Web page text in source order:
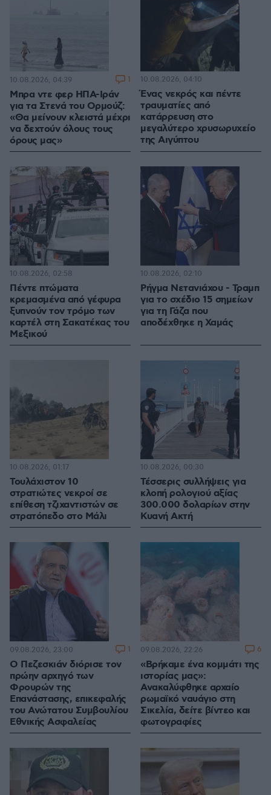
Μπρα ντε φερ ΗΠΑ-Ιράν
για τα Στενά του Ορμούζ:
«Θα μείνουν κλειστά μέχρι
να δεχτούν όλους τους
όρους μας»
10.08.2026, 04:39 1
Ένας νεκρός και πέντε
τραυματίες από
κατάρρευση στο
μεγαλύτερο χρυσωρυχείο
της Αιγύπτου
10.08.2026, 04:10
Πέντε πτώματα
κρεμασμένα από γέφυρα
ξυπνούν τον τρόμο των
καρτέλ στη Σακατέκας του
Μεξικού
10.08.2026, 02:58
Ρήγμα Νετανιάχου - Τραμπ
για το σχέδιο 15 σημείων
για τη Γάζα που
αποδέχθηκε η Χαμάς
10.08.2026, 02:10
Τουλάχιστον 10
στρατιώτες νεκροί σε
επίθεση τζιχαντιστών σε
στρατόπεδο στο Μάλι
10.08.2026, 01:17
Τέσσερις συλλήψεις για
κλοπή ρολογιού αξίας
300.000 δολαρίων στην
Κυανή Ακτή
10.08.2026, 00:30
Ο Πεζεσκιάν διόρισε τον
πρώην αρχηγό των
Φρουρών της
Επανάστασης, επικεφαλής
του Ανώτατου Συμβουλίου
Εθνικής Ασφαλείας
09.08.2026, 23:00 1
«Βρήκαμε ένα κομμάτι της
ιστορίας μας»:
Ανακαλύφθηκε αρχαίο
ρωμαϊκό ναυάγιο στη
Σικελία, δείτε βίντεο και
φωτογραφίες
09.08.2026, 22:26 6